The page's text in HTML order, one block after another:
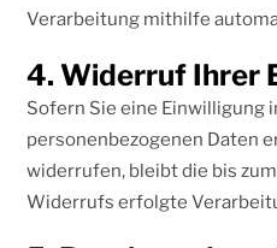
Verarbeitung mithilfe
4. Widerruf Ihrer
Sofern Sie eine Einwilligung
personenbezogenen Daten
widerrufen, bleibt die bis
Widerrufs erfolgte